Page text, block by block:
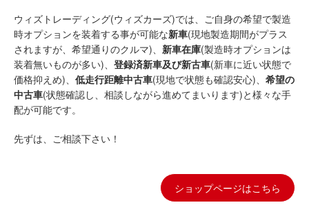
ウィズトレーディング(ウィズカーズ)では、ご自身の希望で製造
時オプションを装着する事が可能な新車(現地製造期間がプラス
されますが、希望通りのクルマ)、 新車在庫(製造時オプションは
装着無いものが多い)、 登録済新車及び新古車(新車に近い状態で
価格抑えめ)、 低走行距離中古車(現地で状態も確認安心)、 希望の
中古車(状態確認し、相談しながら進めてまいります)と様々な手
配が可能です。
先ずは、ご相談下さい！
ショップページはこちら